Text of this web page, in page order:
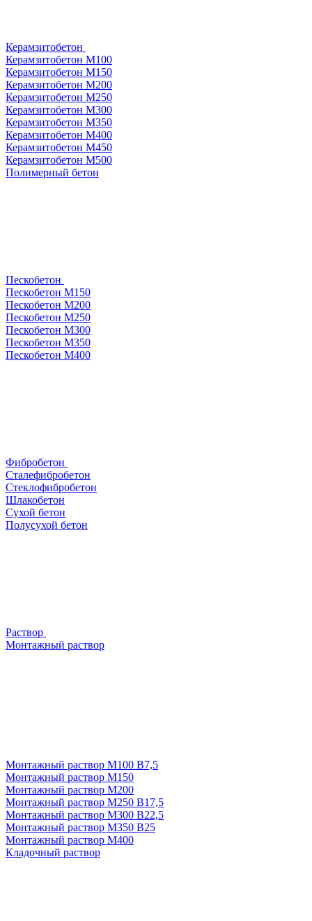
Керамзитобетон
Керамзитобетон М100
Керамзитобетон М150
Керамзитобетон М200
Керамзитобетон М250
Керамзитобетон М300
Керамзитобетон М350
Керамзитобетон М400
Керамзитобетон М450
Керамзитобетон М500
Полимерный бетон
Пескобетон
Пескобетон М150
Пескобетон М200
Пескобетон М250
Пескобетон М300
Пескобетон М350
Пескобетон М400
Фибробетон
Сталефибробетон
Стеклофибробетон
Шлакобетон
Сухой бетон
Полусухой бетон
Раствор
Монтажный раствор
Монтажный раствор М100 В7,5
Монтажный раствор М150
Монтажный раствор М200
Монтажный раствор М250 В17,5
Монтажный раствор М300 В22,5
Монтажный раствор М350 В25
Монтажный раствор М400
Кладочный раствор